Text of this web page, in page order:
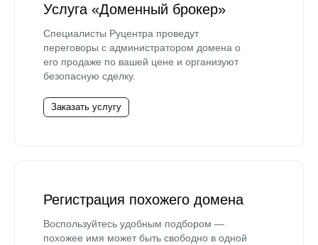
Услуга «Доменный брокер»
Специалисты Руцентра проведут
переговоры с администратором домена о
его продаже по вашей цене и организуют
безопасную сделку.
Заказать услугу
Регистрация похожего домена
Воспользуйтесь удобным подбором —
похожее имя может быть свободно в одной